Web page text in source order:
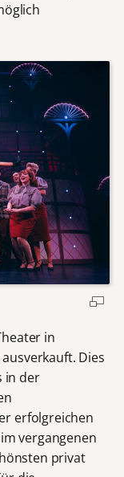
in
Dies
in der
erfolgreichen
vergangenen
privat